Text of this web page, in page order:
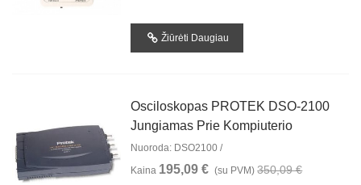
Žiūrėti Daugiau
Osciloskopas PROTEK DSO-2100
Jungiamas Prie Kompiuterio
Nuoroda: DSO2100 /
Kaina 195,09 € (su PVM) 350,09 €